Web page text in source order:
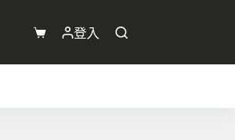
購
物
登入